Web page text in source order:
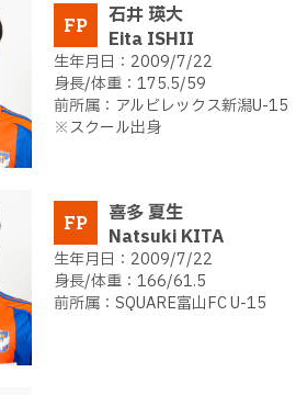
石井 瑛大
Eita ISHII
FP
2009/7/22
175.5/59
アルビレックス新潟U-15
※スクール出身
喜多 夏生
Natsuki KITA
FP
2009/7/22
166/61.5
SQUARE富山FC U-15